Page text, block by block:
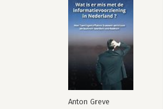
Anton Greve